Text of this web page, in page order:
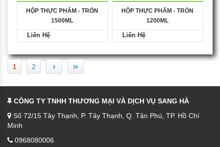
HỘP THỰC PHẨM - TRÒN
1500ML
Liên Hệ
HỘP THỰC PHẨM - TRÒN
1200ML
Liên Hệ
1 2 › »
CÔNG TY TNHH THƯƠNG MẠI VÀ DỊCH VỤ SANG HÀ
Số 72/15 Tây Thạnh, P. Tây Thạnh, Q. Tân Phú, TP. Hồ Chí
Minh
0968080006